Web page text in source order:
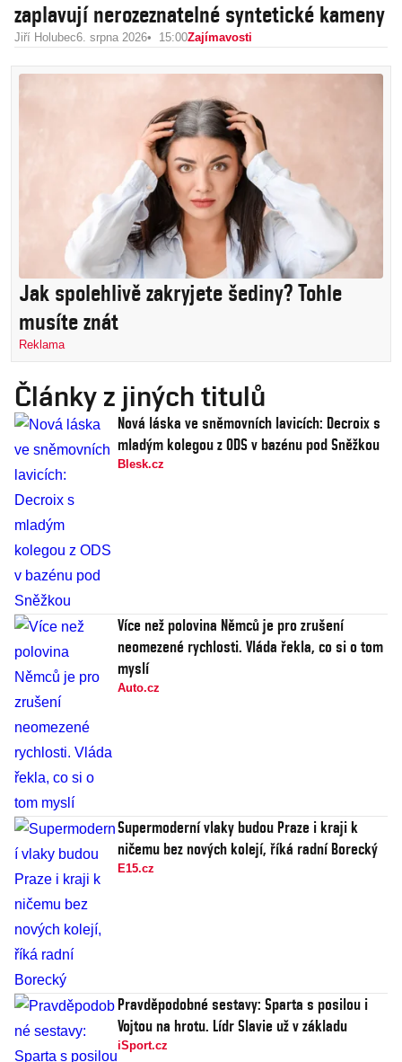
zaplavují nerozeznatelné syntetické kameny
Jiří Holubec6. srpna 2026 15:00Zajímavosti
Jak spolehlivě zakryjete šediny? Tohle
musíte znát
Reklama
Články z jiných titulů
Nová láska ve sněmovních lavicích: Decroix s
mladým kolegou z ODS v bazénu pod Sněžkou
Blesk.cz
Více než polovina Němců je pro zrušení
neomezené rychlosti. Vláda řekla, co si o tom
myslí
Auto.cz
Supermoderní vlaky budou Praze i kraji k
ničemu bez nových kolejí, říká radní Borecký
E15.cz
Pravděpodobné sestavy: Sparta s posilou i
Vojtou na hrotu. Lídr Slavie už v základu
iSport.cz